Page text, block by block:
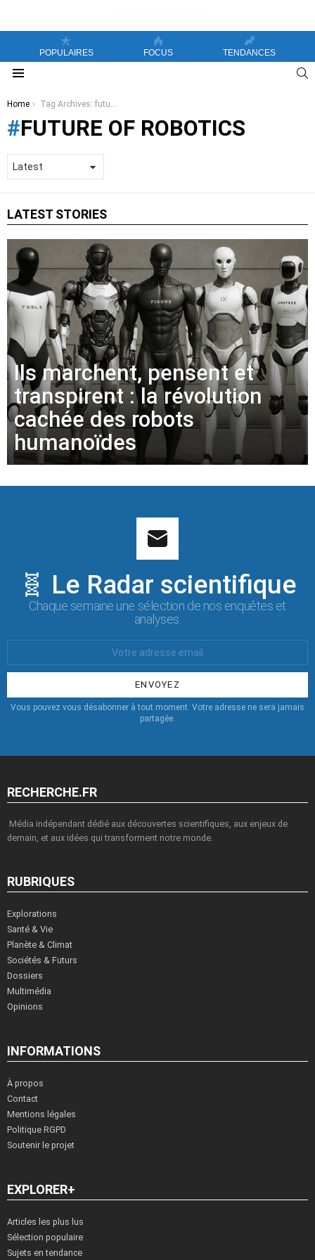
POPULAIRES FOCUS TENDANCES
You are here:
Home Tag Archives: future of robotics
FUTURE OF ROBOTICS
LATEST STORIES
Ils marchent, pensent et
transpirent : la révolution
cachée des robots
humanoïdes
🧬 Le Radar scientifique
Chaque semaine une sélection de nos enquêtes et
analyses.
:
Vous pouvez vous désabonner à tout moment. Votre adresse ne sera jamais
partagée.
RECHERCHE.FR
Média indépendant dédié aux découvertes scientifiques, aux enjeux de
demain, et aux idées qui transforment notre monde.
RUBRIQUES
Explorations
Santé & Vie
Planète & Climat
Sociétés & Futurs
Dossiers
Multimédia
Opinions
INFORMATIONS
À propos
Contact
Mentions légales
Politique RGPD
Soutenir le projet
EXPLORER+
Articles les plus lus
Sélection populaire
Sujets en tendance